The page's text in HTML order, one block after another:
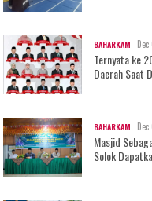
BAHARKAM
Ternyata ke
Daerah Saat
BAHARKAM
Masjid
Solok